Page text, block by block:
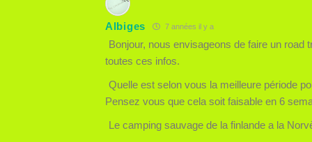
Albiges 7 années il y a
Bonjour, nous envisageons de faire un road
toutes ces infos.
Quelle est selon vous la meilleure période
Pensez vous que cela soit faisable en 6
Le camping sauvage de la finlande a la